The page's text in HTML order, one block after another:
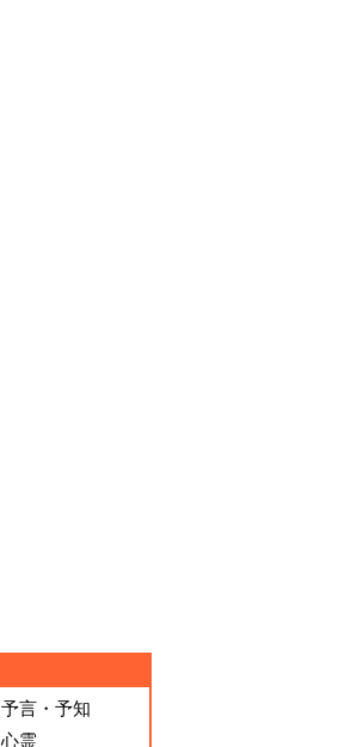
予言・予知
心霊